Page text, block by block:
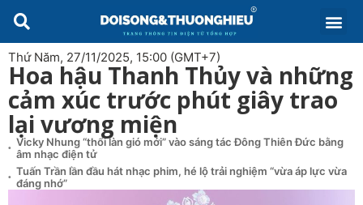
Thứ Năm, 27/11/2025, 15:00 (GMT+7)
Hoa hậu Thanh Thủy và những
cảm xúc trước phút giây trao
lại vương miện
Vicky Nhung “thổi làn gió mới” vào sáng tác Đông Thiên Đức bằng
âm nhạc điện tử
Tuấn Trần lần đầu hát nhạc phim, hé lộ trải nghiệm “vừa áp lực vừa
đáng nhớ”